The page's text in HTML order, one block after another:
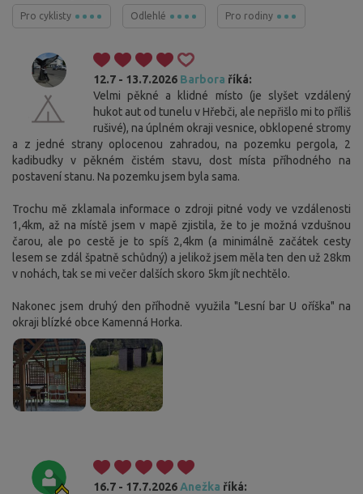
Pro cyklisty Odlehlé Pro rodiny
12.7 - 13.7.2026 Barbora říká:
Velmi pěkné a klidné místo (je slyšet vzdálený
hukot aut od tunelu v Hřebči, ale nepřišlo mi to příliš
rušivé), na úplném okraji vesnice, obklopené stromy
a z jedné strany oplocenou zahradou, na pozemku pergola, 2
kadibudky v pěkném čistém stavu, dost místa příhodného na
postavení stanu. Na pozemku jsem byla sama.
Trochu mě zklamala informace o zdroji pitné vody ve vzdálenosti
1,4km, až na místě jsem v mapě zjistila, že to je možná vzdušnou
čarou, ale po cestě je to spíš 2,4km (a minimálně začátek cesty
lesem se zdál špatně schůdný) a jelikož jsem měla ten den už 28km
v nohách, tak se mi večer dalších skoro 5km jít nechtělo.
Nakonec jsem druhý den příhodně využila "Lesní bar U oříška" na
okraji blízké obce Kamenná Horka.
16.7 - 17.7.2026 Anežka říká: